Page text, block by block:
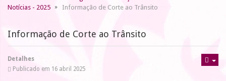
Notícias - 2025
Informação de Corte ao Trânsito
Informação de Corte ao Trânsito
Detalhes
Publicado em 16 abril 2025